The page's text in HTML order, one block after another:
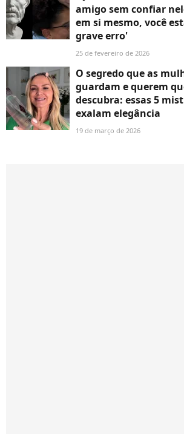
amigo sem confiar
em si mesmo, você
grave erro'
25 de fevereiro de 2026
O segredo que as
guardam e querem
descubra: essas 5
exalam elegância
19 de março de 2026